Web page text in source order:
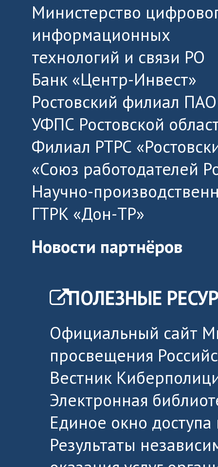
Министерство
информационных
технологий и связи РО
Банк «Центр-Инвест»
Ростовский филиал
УФПС Ростовской
Филиал РТРС
«Союз работодателей
Научно-
ГТРК «Дон-ТР»
Новости партнёров
ПОЛЕЗНЫЕ
Официальный сайт
просвещения
Вестник
Электронная
Единое окно
Результаты